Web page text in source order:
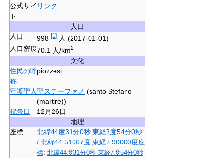
公式サイ
ト
リンク
人口
人口
998 [1] 人 (2017-01-01)
人口密度70.1 人/km2
文化
住民の呼
称
piozzesi
守護聖人聖ステーファノ (santo Stefano
(martire))
祝祭日
12月26日
地理
座標
北緯44度31分0秒 東経7度54分0秒
/ 北緯44.51667度 東経7.90000度座
標: 北緯44度31分0秒 東経7度54分0秒